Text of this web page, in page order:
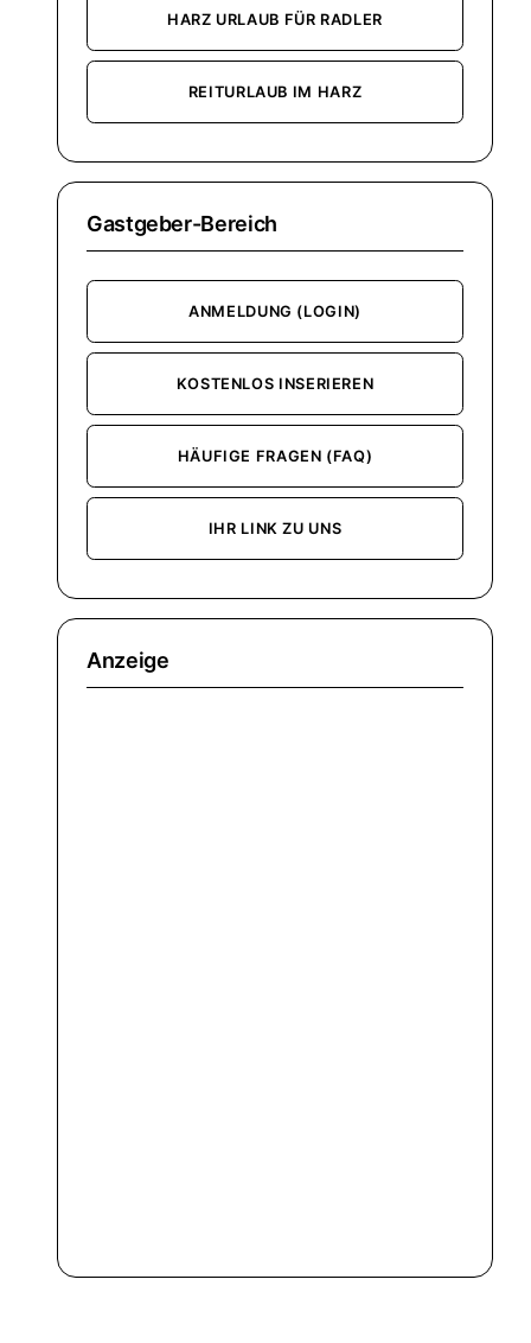
HARZ URLAUB FÜR RADLER
REITURLAUB IM HARZ
Gastgeber-Bereich
ANMELDUNG (LOGIN)
KOSTENLOS INSERIEREN
HÄUFIGE FRAGEN (FAQ)
IHR LINK ZU UNS
Anzeige